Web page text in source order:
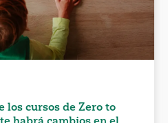
los cursos de Zero to